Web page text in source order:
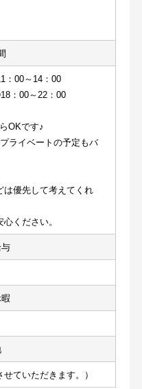
00～14：00
：00～22：00
OKです♪
ライベートの予定もバ
は優先して考えてくれ
ください。
ていただきます。）